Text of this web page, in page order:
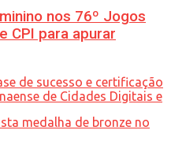
nos 76º Jogos
CPI para apurar